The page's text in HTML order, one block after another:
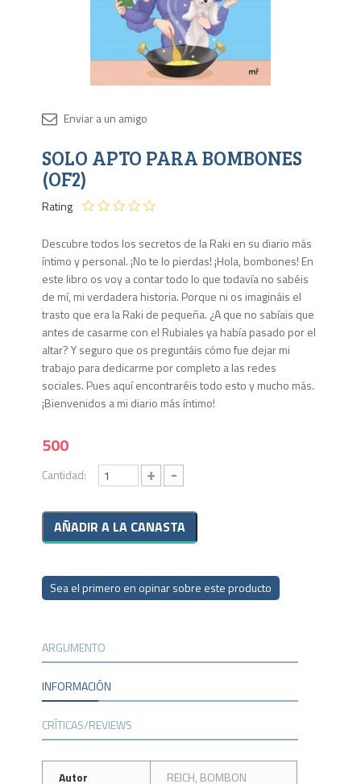
SOLO APTO PARA BOMBONES
(OF2)
Rating
Descubre todos los secretos de la Raki en su diario más
íntimo y personal. ¡No te lo pierdas! ¡Hola, bombones! En
este libro os voy a contar todo lo que todavía no sabéis
de mí, mi verdadera historia. Porque ni os imagináis el
trasto que era la Raki de pequeña. ¿A que no sabíais que
antes de casarme con el Rubiales ya había pasado por el
altar? Y seguro que os preguntáis cómo fue dejar mi
trabajo para dedicarme por completo a las redes
sociales. Pues aquí encontraréis todo esto y mucho más.
¡Bienvenidos a mi diario más íntimo!
500
Cantidad: + -
Sea el primero en opinar sobre este producto
ARGUMENTO
INFORMACIÓN
CRÍTICAS/REVIEWS
Autor
REICH, BOMBON